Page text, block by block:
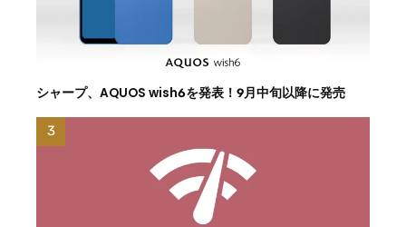
シャープ、AQUOS wish6を発表！9月中旬以降に発売